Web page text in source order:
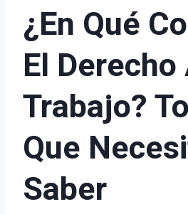
¿En Qué
El Derecho
Trabajo?
Que
Saber